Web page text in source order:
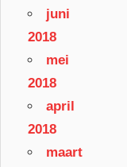
juni
2018
mei
2018
april
2018
maart